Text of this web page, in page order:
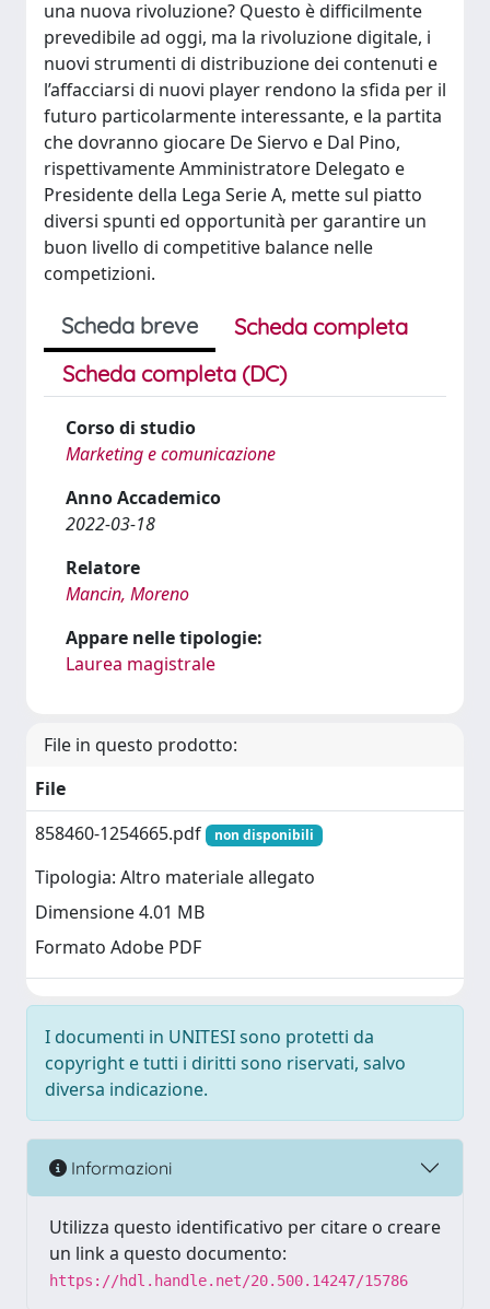
una nuova rivoluzione? Questo è difficilmente
prevedibile ad oggi, ma la rivoluzione digitale, i
nuovi strumenti di distribuzione dei contenuti e
l’affacciarsi di nuovi player rendono la sfida per il
futuro particolarmente interessante, e la partita
che dovranno giocare De Siervo e Dal Pino,
rispettivamente Amministratore Delegato e
Presidente della Lega Serie A, mette sul piatto
diversi spunti ed opportunità per garantire un
buon livello di competitive balance nelle
competizioni.
Scheda breve
Scheda completa
Scheda completa (DC)
Corso di studio
Marketing e comunicazione
Anno Accademico
2022-03-18
Relatore
Mancin, Moreno
Appare nelle tipologie:
Laurea magistrale
File in questo prodotto:
File
858460-1254665.pdf
non disponibili
Tipologia: Altro materiale allegato
Dimensione 4.01 MB
Formato Adobe PDF
I documenti in UNITESI sono protetti da
copyright e tutti i diritti sono riservati, salvo
diversa indicazione.
Informazioni
Utilizza questo identificativo per citare o creare
un link a questo documento:
https://hdl.handle.net/20.500.14247/15786